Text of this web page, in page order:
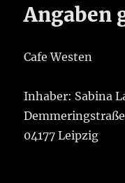
Angaben
Cafe Westen
Inhaber: Sabina
04177 Leipzig